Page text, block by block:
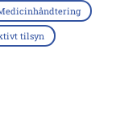
tilsyn